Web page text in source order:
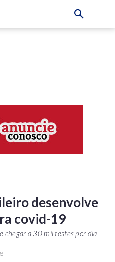
desenvolve
covid-19
chegar a 30 mil testes por dia